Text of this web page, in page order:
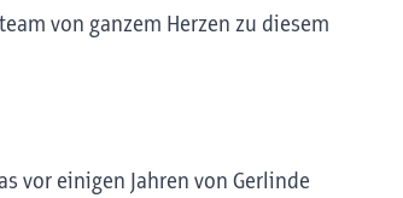
von ganzem Herzen zu diesem
vor einigen Jahren von Gerlinde